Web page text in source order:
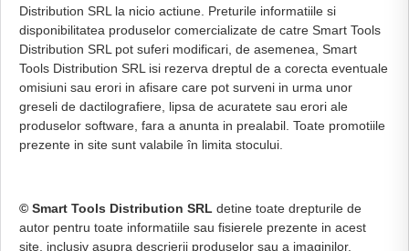
Distribution SRL la nicio actiune. Preturile informatiile si
disponibilitatea produselor comercializate de catre Smart Tools
Distribution SRL pot suferi modificari, de asemenea, Smart
Tools Distribution SRL isi rezerva dreptul de a corecta eventuale
omisiuni sau erori in afisare care pot surveni in urma unor
greseli de dactilografiere, lipsa de acuratete sau erori ale
produselor software, fara a anunta in prealabil. Toate promotiile
prezente in site sunt valabile în limita stocului.
© Smart Tools Distribution SRL detine toate drepturile de
autor pentru toate informatiile sau fisierele prezente in acest
site, inclusiv asupra descrierii produselor sau a imaginilor.